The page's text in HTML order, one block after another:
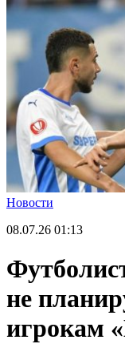
Новости
08.07.26 01:13
не
игрокам